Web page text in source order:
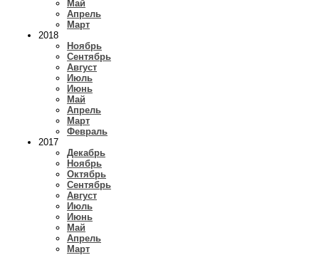
Май
Апрель
Март
2018
Ноябрь
Сентябрь
Август
Июль
Июнь
Май
Апрель
Март
Февраль
2017
Декабрь
Ноябрь
Октябрь
Сентябрь
Август
Июль
Июнь
Май
Апрель
Март